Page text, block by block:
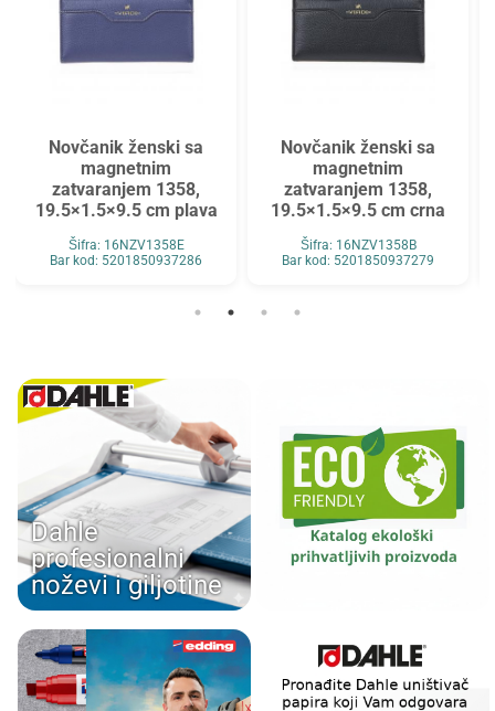
Novčanik ženski sa
magnetnim
zatvaranjem 1358,
19.5×1.5×9.5 cm plava
Šifra: 16NZV1358E
Bar kod: 5201850937286
Novčanik ženski sa
magnetnim
zatvaranjem 1358,
19.5×1.5×9.5 cm crna
Šifra: 16NZV1358B
Bar kod: 5201850937279
Dahle
profesionalni
noževi i giljotine